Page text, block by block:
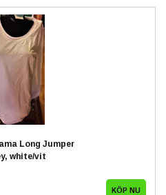
Long Jumper
white/vit